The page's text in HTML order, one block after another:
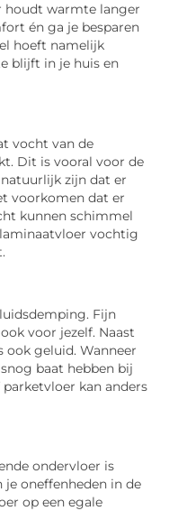
houdt warmte langer
én ga je besparen
hoeft namelijk
blijft in je huis en
vocht van de
Dit is vooral voor de
zijn dat er
voorkomen dat er
kunnen schimmel
vochtig
Fijn
voor jezelf. Naast
ook geluid. Wanneer
baat hebben bij
kan anders
ondervloer is
je oneffenheden in de
op een egale